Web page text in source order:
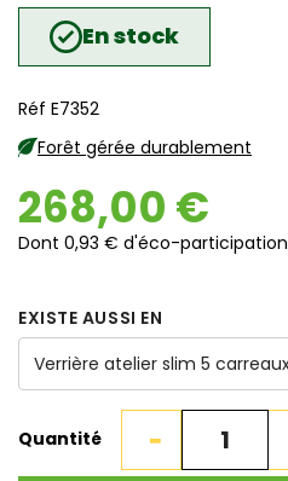
En stock
Réf E7352
Forêt gérée durablement
268,00 €
Dont 0,93 € d'éco-participation
EXISTE AUSSI EN
Quantité